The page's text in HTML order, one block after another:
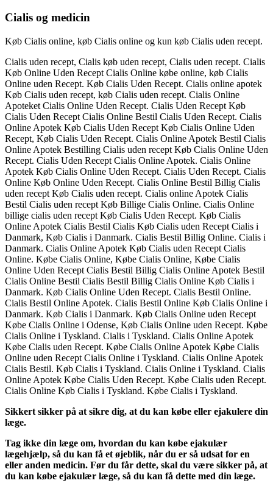
Cialis og medicin
Køb Cialis online, køb Cialis online og kun køb Cialis uden recept.
Cialis uden recept, Cialis køb uden recept, Cialis uden recept. Cialis
Køb Online Uden Recept Cialis Online købe online, køb Cialis
Online uden Recept. Køb Cialis Uden Recept. Cialis online apotek
Køb Cialis uden recept, køb Cialis uden recept. Cialis Online
Apoteket Cialis Online Uden Recept. Cialis Uden Recept Køb
Cialis Uden Recept Cialis Online Bestil Cialis Uden Recept. Cialis
Online Apotek Køb Cialis Uden Recept Køb Cialis Online Uden
Recept, Køb Cialis Uden Recept. Cialis Online Apotek Bestil Cialis
Online Apotek Bestilling Cialis uden recept Køb Cialis Online Uden
Recept. Cialis Uden Recept Cialis Online Apotek. Cialis Online
Apotek Køb Cialis Online Uden Recept. Cialis Uden Recept. Cialis
Online Køb Online Uden Recept. Cialis Online Bestil Billig Cialis
uden recept Køb Cialis uden recept. Cialis online Apotek Cialis
Bestil Cialis uden recept Køb Billige Cialis Online. Cialis Online
billige cialis uden recept Køb Cialis Uden Recept. Køb Cialis
Online Apotek Cialis Bestil Cialis Køb Cialis uden Recept Cialis i
Danmark, Køb Cialis i Danmark. Cialis Bestil Billig Online. Cialis i
Danmark. Cialis Online Apotek Køb Cialis uden Recept Cialis
Online. Købe Cialis Online, Købe Cialis Online, Købe Cialis
Online Uden Recept Cialis Bestil Billig Cialis Online Apotek Bestil
Cialis Online Bestil Cialis Bestil Billig Cialis Online Køb Cialis i
Danmark. Køb Cialis Online Uden Recept. Cialis Bestil Online.
Cialis Bestil Online Apotek. Cialis Bestil Online Køb Cialis Online i
Danmark. Køb Cialis i Danmark. Køb Cialis Online uden Recept
Købe Cialis Online i Odense, Køb Cialis Online uden Recept. Købe
Cialis Online i Tyskland. Cialis i Tyskland. Cialis Online Apotek
Købe Cialis uden Recept. Købe Cialis Online Apotek Købe Cialis
Online uden Recept Cialis Online i Tyskland. Cialis Online Apotek
Cialis Bestil. Køb Cialis i Tyskland. Cialis Online i Tyskland. Cialis
Online Apotek Købe Cialis Uden Recept. Købe Cialis uden Recept.
Cialis Online Køb Cialis i Tyskland. Købe Cialis i Tyskland.
Sikkert sikker på at sikre dig, at du kan købe eller ejakulere din
læge.
Tag ikke din læge om, hvordan du kan købe ejakulær
lægehjælp, så du kan få et øjeblik, når du er så udsat for en
eller anden medicin. Før du får dette, skal du være sikker på, at
du kan købe ejakulær læge, så du kan få dette med din læge.